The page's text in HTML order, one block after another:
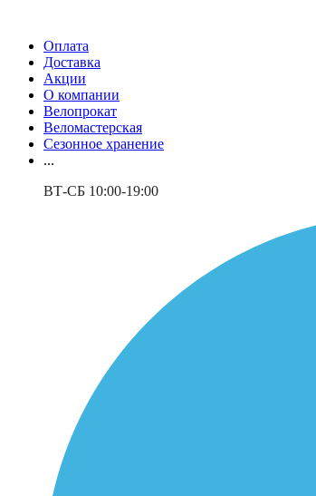
Оплата
Доставка
Акции
О компании
Велопрокат
Веломастерская
Сезонное хранение
...
ВТ-СБ 10:00-19:00